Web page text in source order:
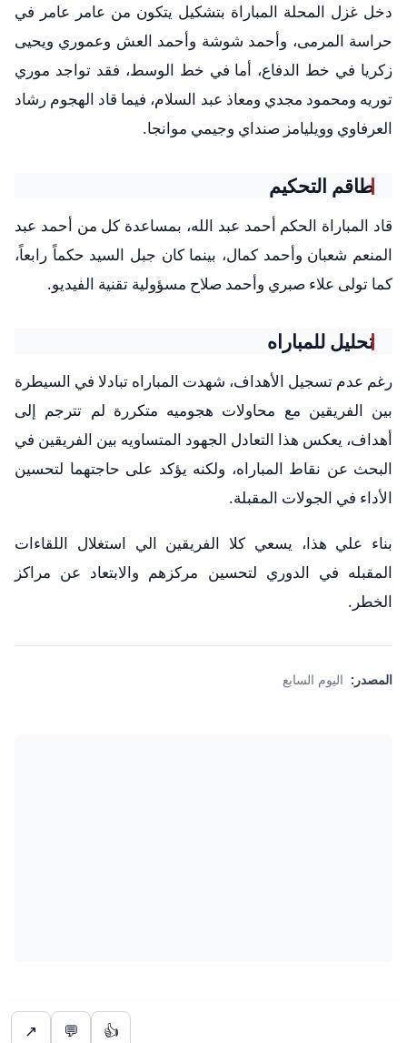
دخل غزل المحلة المباراة بتشكيل يتكون من عامر عامر في
حراسة المرمى، وأحمد شوشة وأحمد العش وعموري ويحيى
زكريا في خط الدفاع، أما في خط الوسط، فقد تواجد موري
توريه ومحمود مجدي ومعاذ عبد السلام، فيما قاد الهجوم رشاد
العرفاوي وويليامز صنداي وجيمي موانجا.
طاقم التحكيم
قاد المباراة الحكم أحمد عبد الله، بمساعدة كل من أحمد عبد
المنعم شعبان وأحمد كمال، بينما كان جبل السيد حكماً رابعاً،
كما تولى علاء صبري وأحمد صلاح مسؤولية تقنية الفيديو.
تحليل للمباراه
رغم عدم تسجيل الأهداف، شهدت المباراه تبادلا في السيطرة
بين الفريقين مع محاولات هجوميه متكررة لم تترجم إلى
أهداف، يعكس هذا التعادل الجهود المتساويه بين الفريقين في
البحث عن نقاط المباراه، ولكنه يؤكد على حاجتهما لتحسين
الأداء في الجولات المقبلة.
بناء علي هذا، يسعي كلا الفريقين الي استغلال اللقاءات
المقبله في الدوري لتحسين مركزهم والابتعاد عن مراكز
الخطر.
المصدر: اليوم السابع
👍
💬
↗